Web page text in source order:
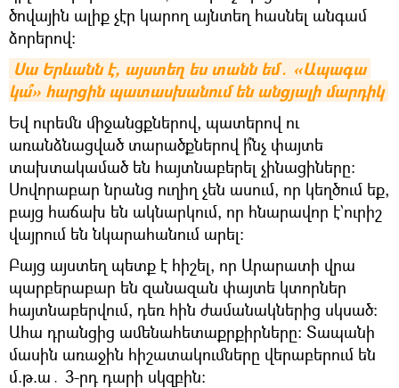
ծովային ալիք չէր կարող այնտեղ հասնել անգամ
ձորերով։
Սա Երևանն է, այստեղ ես տանն եմ․ «Ապագա
կա՞» հարցին պատասխանում են անցյալի մարդիկ
Եվ ուրեմն միջանցքներով, պատերով ու
առանձնացված տարածքներով ի՞նչ փայտե
տախտակամած են հայտնաբերել չինացիները։
Սովորաբար նրանց ուղիղ չեն ասում, որ կեղծում եք,
բայց հաճախ են ակնարկում, որ հնարավոր է`ուրիշ
վայրում են նկարահանում արել։
Բայց այստեղ պետք է հիշել, որ Արարատի վրա
պարբերաբար են զանազան փայտե կտորներ
հայտնաբերվում, դեռ հին ժամանակներից սկսած։
Ահա դրանցից ամենահետաքրքիրները։ Տապանի
մասին առաջին հիշատակումները վերաբերում են
մ.թ.ա․ 3-րդ դարի սկզբին։